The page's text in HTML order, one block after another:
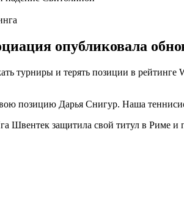
опубликовала
турниры и терять позиции в
позицию Дарья Снигур. Наша
Швентек защитила свой титул в Риме и